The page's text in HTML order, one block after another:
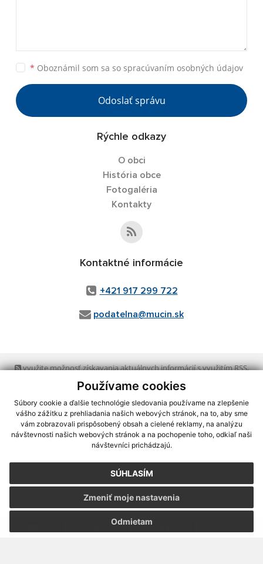
Používame cookies
Súbory cookie a ďalšie technológie sledovania používame na zlepšenie
vášho zážitku z prehliadania našich webových stránok, na to, aby sme
vám zobrazovali prispôsobený obsah a cielené reklamy, na analýzu
návštevnosti našich webových stránok a na pochopenie toho, odkiaľ naši
návštevníci prichádzajú.
SÚHLASÍM
Odmietam
Zmeniť moje nastavenia
* Oboznámil som sa so spracúvaním osobných údajov
Odoslať správu
Rýchle odkazy
O obci
História obce
Fotogaléria
Kontakty
Kontaktné informácie
+421 917 299 722
podatelna@mucin.sk
využite možnosť získavania aktuálnych informácií s využitím RSS,
CMS systém (redakčný) systém ECHELON 2, Mapa stránok
webex.digital, s.r.o.,domény,registrácia domény
spoločnosť webex.digital, s.r.o.,technický prevádzkovateľ
Posledná aktualizácia:05.08.2026
Vytlačiť stránku|Vyhlásenie o prístupnosti
webdesign